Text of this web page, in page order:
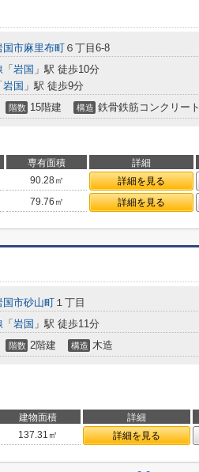
国市麻里布町 ６丁目6-8
「 岩国 」駅 徒歩10分
岩国 」駅 徒歩9分
階数 15階建 構造 鉄骨鉄筋コンクリート
専有面積 詳細
90.28㎡ 詳細を見る
79.76㎡ 詳細を見る
国市砂山町 １丁目
「 岩国 」駅 徒歩11分
階数 2階建 構造 木造
建物面積 詳細
137.31㎡ 詳細を見る